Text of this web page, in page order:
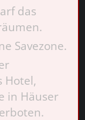
das
Savezone.
Hotel,
in Häuser